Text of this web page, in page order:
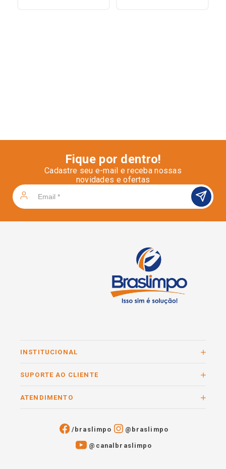
Fique por dentro!
Cadastre seu e-mail e receba nossas
novidades e ofertas
INSTITUCIONAL
SUPORTE AO CLIENTE
ATENDIMENTO
/braslimpo @braslimpo
@canalbraslimpo​